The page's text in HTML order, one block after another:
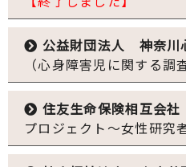
公益財団法人 神奈川
（心身障害児に関する調
住友生命保険相互会社
プロジェクト～女性研究